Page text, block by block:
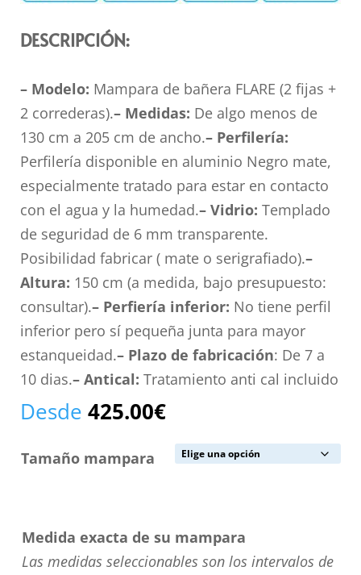
DESCRIPCIÓN:
– Modelo: Mampara de bañera FLARE (2 fijas +
2 correderas).– Medidas: De algo menos de
130 cm a 205 cm de ancho.– Perfilería:
Perfilería disponible en aluminio Negro mate,
especialmente tratado para estar en contacto
con el agua y la humedad.– Vidrio: Templado
de seguridad de 6 mm transparente.
Posibilidad fabricar ( mate o serigrafiado).–
Altura: 150 cm (a medida, bajo presupuesto:
consultar).– Perfiería inferior: No tiene perfil
inferior pero sí pequeña junta para mayor
estanqueidad.– Plazo de fabricación: De 7 a
10 dias.– Antical: Tratamiento anti cal incluido
Desde 425.00€
Tamaño mampara
Medida exacta de su mampara
Las medidas seleccionables son los intervalos de